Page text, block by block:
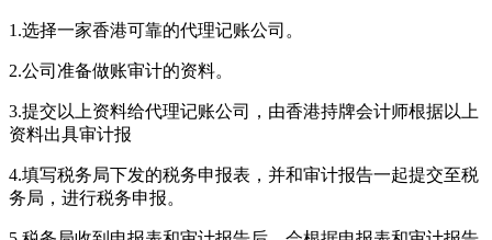
1.选择一家香港可靠的代理记账公司。
2.公司准备做账审计的资料。
3.提交以上资料给代理记账公司，由香港持牌会计师根据以上
资料出具审计报
4.填写税务局下发的税务申报表，并和审计报告一起提交至税
务局，进行税务申报。